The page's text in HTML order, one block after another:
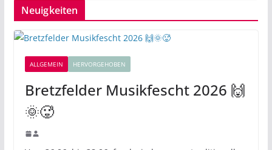
Neuigkeiten
ALLGEMEIN HERVORGEHOBEN
Bretzfelder Musikfescht 2026 🙌
🌞🥵